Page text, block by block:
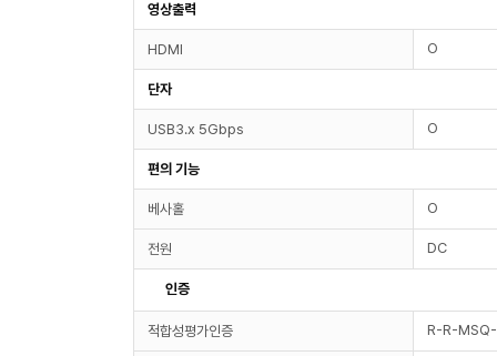
영상출력
HDMI O
단자
USB3.x 5Gbps O
편의 기능
베사홀 O
전원 DC
인증
적합성평가인증 R-R-